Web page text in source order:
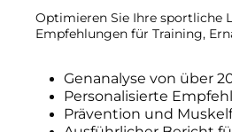
Optimieren Sie Ihre sportliche
Empfehlungen für Training,
Genanalyse von über
Personalisierte
Prävention und